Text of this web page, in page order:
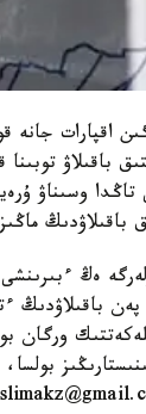
اقپارات جانە
باقىلاۋ
تاڭدا وسىناۋ
باقىلاۋدىڭ
ەڭ
باقىلاۋدىڭ
ورگان